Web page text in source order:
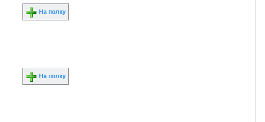
На полку
На полку